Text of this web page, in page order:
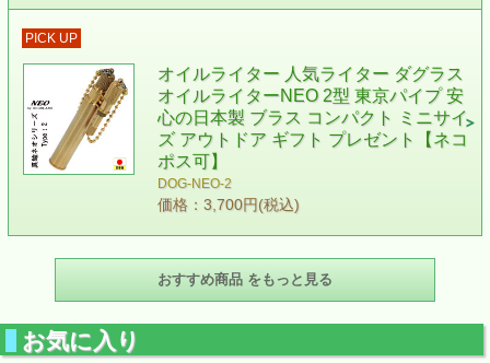
PICK UP
オイルライター 人気ライター ダグラス
オイルライターNEO 2型 東京パイプ 安
心の日本製 ブラス コンパクト ミニサイ
ズ アウトドア ギフト プレゼント【ネコ
ポス可】
DOG-NEO-2
価格：3,700円(税込)
おすすめ商品 をもっと見る
お気に入り